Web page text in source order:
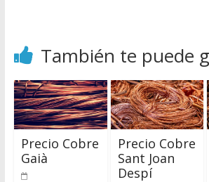
También te puede
Precio Cobre
Gaià
Precio Cobre
Sant Joan
Despí